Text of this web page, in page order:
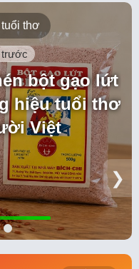
thơ
trước
bột gạo lứt
hiệu tuổi thơ
Việt
❯